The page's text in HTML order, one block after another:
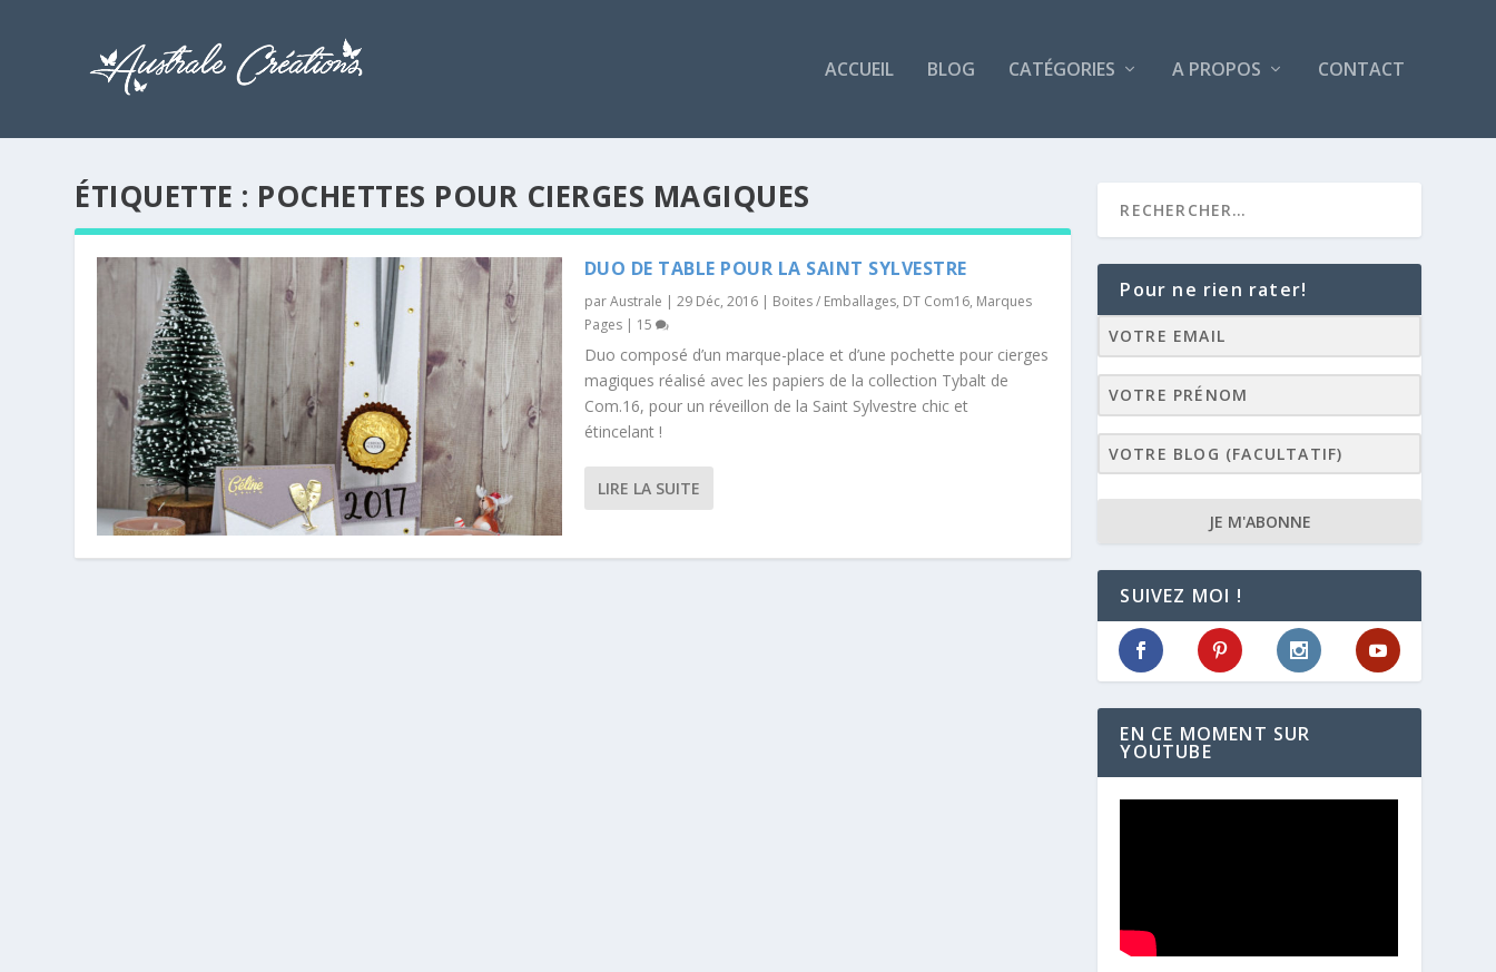
ACCUEIL BLOG CATÉGORIES A PROPOS CONTACT
ÉTIQUETTE : POCHETTES POUR CIERGES MAGIQUES
DUO DE TABLE POUR LA SAINT SYLVESTRE
parAustrale | 29 Déc, 2016| Boites / Emballages, DT Com16, Marques
Pages| 15
Duo composé d’un marque-place et d’une pochette pour cierges
magiques réalisé avec les papiers de la collection Tybalt de
Com.16, pour un réveillon de la Saint Sylvestre chic et
étincelant !
LIRE LA SUITE
Pour ne rien rater!
JE M'ABONNE
SUIVEZ MOI !
EN CE MOMENT SUR
YOUTUBE